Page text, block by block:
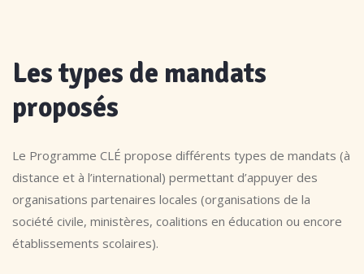
Les types de mandats
proposés
Le Programme CLÉ propose différents types de mandats (à
distance et à l’international) permettant d’appuyer des
organisations partenaires locales (organisations de la
société civile, ministères, coalitions en éducation ou encore
établissements scolaires).